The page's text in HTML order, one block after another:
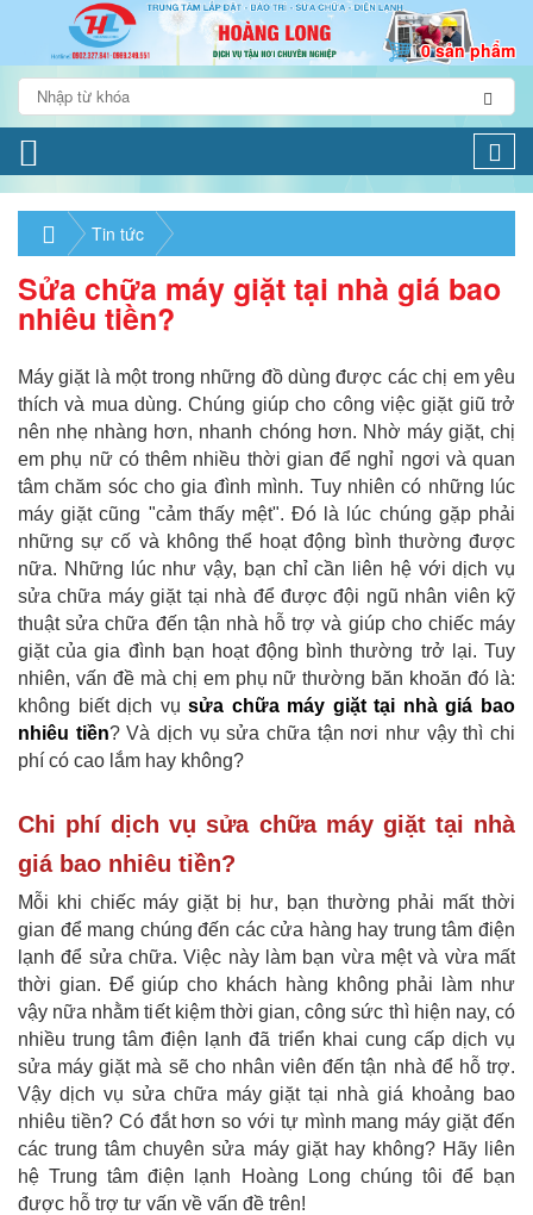
0 sản phẩm
Tin tức
Sửa chữa máy giặt tại nhà giá bao
nhiêu tiền?
Máy giặt là một trong những đồ dùng được các chị em yêu
thích và mua dùng. Chúng giúp cho công việc giặt giũ trở
nên nhẹ nhàng hơn, nhanh chóng hơn. Nhờ máy giặt, chị
em phụ nữ có thêm nhiều thời gian để nghỉ ngơi và quan
tâm chăm sóc cho gia đình mình. Tuy nhiên có những lúc
máy giặt cũng "cảm thấy mệt". Đó là lúc chúng gặp phải
những sự cố và không thể hoạt động bình thường được
nữa. Những lúc như vậy, bạn chỉ cần liên hệ với dịch vụ
sửa chữa máy giặt tại nhà để được đội ngũ nhân viên kỹ
thuật sửa chữa đến tận nhà hỗ trợ và giúp cho chiếc máy
giặt của gia đình bạn hoạt động bình thường trở lại. Tuy
nhiên, vấn đề mà chị em phụ nữ thường băn khoăn đó là:
không biết dịch vụsửa chữa máy giặt tại nhà giá bao
nhiêu tiền? Và dịch vụ sửa chữa tận nơi như vậy thì chi
phí có cao lắm hay không?
Chi phí dịch vụ sửa chữa máy giặt tại nhà
giá bao nhiêu tiền?
Mỗi khi chiếc máy giặt bị hư, bạn thường phải mất thời
gian để mang chúng đến các cửa hàng hay trung tâm điện
lạnh để sửa chữa. Việc này làm bạn vừa mệt và vừa mất
thời gian. Để giúp cho khách hàng không phải làm như
vậy nữa nhằm tiết kiệm thời gian, công sức thì hiện nay, có
nhiều trung tâm điện lạnh đã triển khai cung cấp dịch vụ
sửa máy giặt mà sẽ cho nhân viên đến tận nhà để hỗ trợ.
Vậy dịch vụ sửa chữa máy giặt tại nhà giá khoảng bao
nhiêu tiền? Có đắt hơn so với tự mình mang máy giặt đến
các trung tâm chuyên sửa máy giặt hay không? Hãy liên
hệ Trung tâm điện lạnh Hoàng Long chúng tôi để bạn
được hỗ trợ tư vấn về vấn đề trên!